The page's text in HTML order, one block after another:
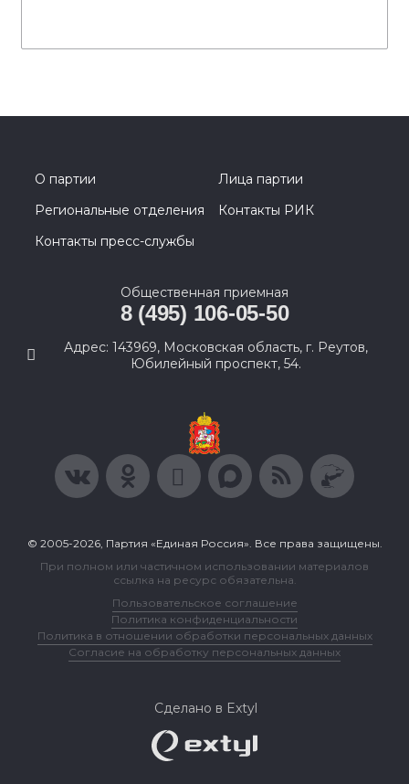
О партии
Лица партии
Региональные отделения
Контакты РИК
Контакты пресс-службы
Общественная приемная
8 (495) 106-05-50
Адрес: 143969, Московская область, г. Реутов,
Юбилейный проспект, 54.
© 2005-2026, Партия «Единая Россия». Все права защищены.
При полном или частичном использовании материалов
ссылка на ресурс обязательна.
Пользовательское соглашение
Политика конфиденциальности
Политика в отношении обработки персональных данных
Согласие на обработку персональных данных
Сделано в Extyl